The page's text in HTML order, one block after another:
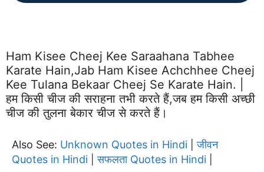
Ham Kisee Cheej Kee Saraahana Tabhee
Karate Hain,jab Ham Kisee Achchhee Cheej
Kee Tulana Bekaar Cheej Se Karate Hain. |
हम किसी चीज की सराहना तभी करते हैं,जब हम किसी अच्छी
चीज की तुलना बेकार चीज से करते हैं।
Also See: Unknown Quotes in Hindi |जीवन
Quotes in Hindi |सफलता Quotes in Hindi